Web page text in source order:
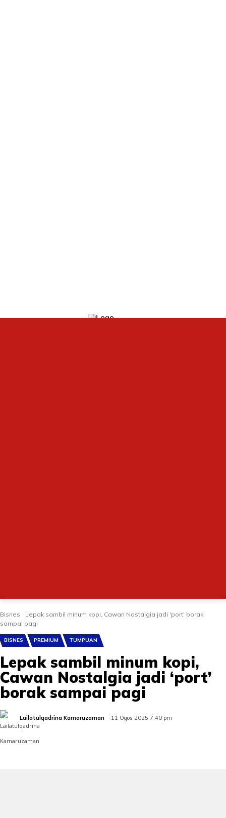
Bisnes
Lepak sambil minum kopi, Cawan Nostalgia jadi 'port' borak
sampai pagi
BISNES PREMIUM TUMPUAN
Lepak sambil minum kopi,
Cawan Nostalgia jadi ‘port’
borak sampai pagi
Lailatulqadrina Kamaruzaman 11 Ogos 2025 7:40 pm